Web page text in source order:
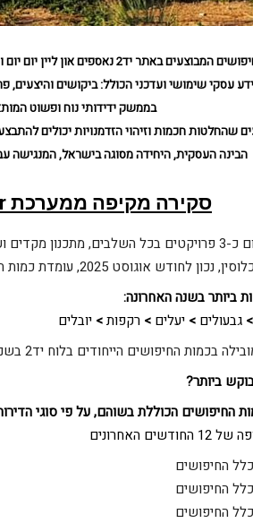
עסקי שימושי ועדכני הכולל: ביקושים והיצעים,
בממשק ידידותי נוח ופשוט
הבינה העסקית, היחידה מסוגה בישראל, המנגישה
סקירה מקיפה ממערכת
ועד בנייה.
2025, עומדת כמות התושבים בעיר על כ-25,120 איש.
ביותר בשנה האחרונה:
> גבעולים > יעלים > רקפות> יובלים
בכמות החיפושים הייחודים בלוח יד2 בשנה האחרונה, עם כ-11,385 חיפושים לרכישת דירה.
ביותר?
החיפושים הכוללת בשוהם, על פי סוגי
האחרונים